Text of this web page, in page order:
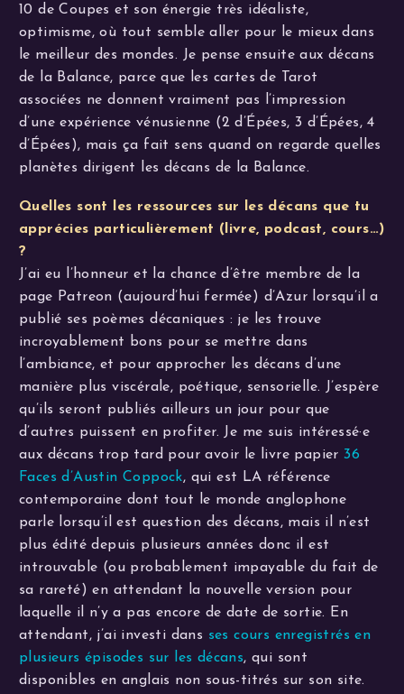
10 de Coupes et son énergie très idéaliste,
optimisme, où tout semble aller pour le mieux dans
le meilleur des mondes. Je pense ensuite aux décans
de la Balance, parce que les cartes de Tarot
associées ne donnent vraiment pas l’impression
d’une expérience vénusienne (2 d’Épées, 3 d’Épées, 4
d’Épées), mais ça fait sens quand on regarde quelles
planètes dirigent les décans de la Balance.
Quelles sont les ressources sur les décans que tu
apprécies particulièrement (livre, podcast, cours…)
?
J’ai eu l’honneur et la chance d’être membre de la
page Patreon (aujourd’hui fermée) d’Azur lorsqu’il a
publié ses poèmes décaniques : je les trouve
incroyablement bons pour se mettre dans
l’ambiance, et pour approcher les décans d’une
manière plus viscérale, poétique, sensorielle. J’espère
qu’ils seront publiés ailleurs un jour pour que
d’autres puissent en profiter. Je me suis intéressé·e
aux décans trop tard pour avoir le livre papier 36
Faces d’Austin Coppock, qui est LA référence
contemporaine dont tout le monde anglophone
parle lorsqu’il est question des décans, mais il n’est
plus édité depuis plusieurs années donc il est
introuvable (ou probablement impayable du fait de
sa rareté) en attendant la nouvelle version pour
laquelle il n’y a pas encore de date de sortie. En
attendant, j’ai investi dans ses cours enregistrés en
plusieurs épisodes sur les décans, qui sont
disponibles en anglais non sous-titrés sur son site.